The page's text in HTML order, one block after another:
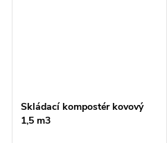
Skládací kompostér kovový
1,5 m3